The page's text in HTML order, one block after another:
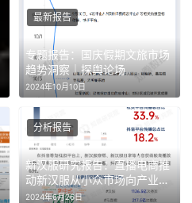
专题报告：国庆假期文旅市场
趋势洞察｜探舆论场
2024年10月10日
最新报告
新汉服研究报告：直播电商推
动新汉服从小众市场向产业带
转化
2024年6月26日
分析报告